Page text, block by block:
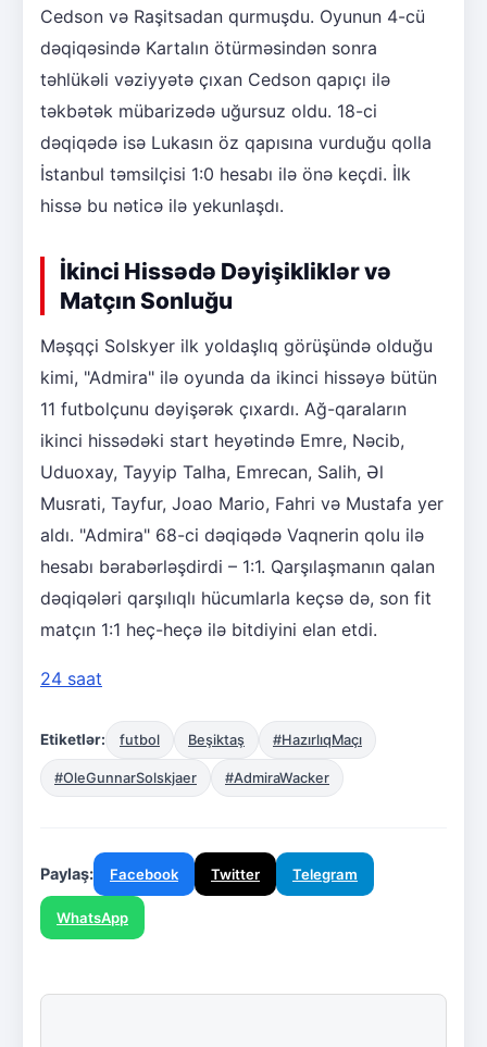
Cedson və Raşitsadan qurmuşdu. Oyunun 4-cü
dəqiqəsində Kartalın ötürməsindən sonra
təhlükəli vəziyyətə çıxan Cedson qapıçı ilə
təkbətək mübarizədə uğursuz oldu. 18-ci
dəqiqədə isə Lukasın öz qapısına vurduğu qolla
İstanbul təmsilçisi 1:0 hesabı ilə önə keçdi. İlk
hissə bu nəticə ilə yekunlaşdı.
İkinci Hissədə Dəyişikliklər və
Matçın Sonluğu
Məşqçi Solskyer ilk yoldaşlıq görüşündə olduğu
kimi, "Admira" ilə oyunda da ikinci hissəyə bütün
11 futbolçunu dəyişərək çıxardı. Ağ-qaraların
ikinci hissədəki start heyətində Emre, Nəcib,
Uduoxay, Tayyip Talha, Emrecan, Salih, Əl
Musrati, Tayfur, Joao Mario, Fahri və Mustafa yer
aldı. "Admira" 68-ci dəqiqədə Vaqnerin qolu ilə
hesabı bərabərləşdirdi – 1:1. Qarşılaşmanın qalan
dəqiqələri qarşılıqlı hücumlarla keçsə də, son fit
matçın 1:1 heç-heçə ilə bitdiyini elan etdi.
24 saat
Etiketlər: futbol Beşiktaş #HazırlıqMaçı
#OleGunnarSolskjaer #AdmiraWacker
Paylaş: Facebook Twitter Telegram
WhatsApp